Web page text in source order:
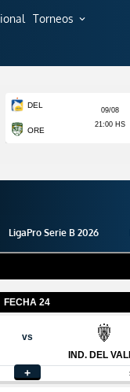
Torneos expand_more
LigaPro Serie B 2026